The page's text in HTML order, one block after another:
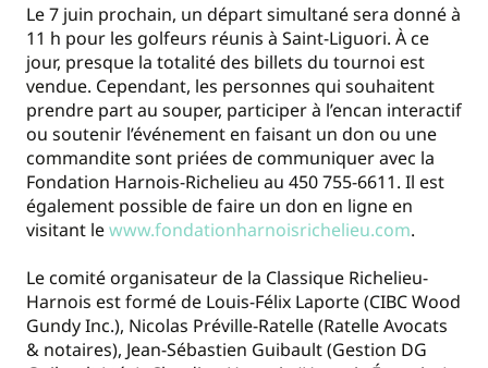
Le 7 juin prochain, un départ simultané sera donné à
11 h pour les golfeurs réunis à Saint-Liguori. À ce
jour, presque la totalité des billets du tournoi est
vendue. Cependant, les personnes qui souhaitent
prendre part au souper, participer à l’encan interactif
ou soutenir l’événement en faisant un don ou une
commandite sont priées de communiquer avec la
Fondation Harnois-Richelieu au 450 755-6611. Il est
également possible de faire un don en ligne en
visitant lewww.fondationharnoisrichelieu.com.
Le comité organisateur de la Classique Richelieu-
Harnois est formé de Louis-Félix Laporte (CIBC Wood
Gundy Inc.), Nicolas Préville-Ratelle (Ratelle Avocats
& notaires), Jean-Sébastien Guibault (Gestion DG